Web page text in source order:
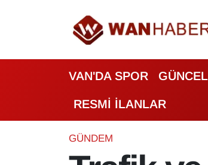
VAN'DA SPOR GÜNCEL
RESMİ İLANLAR
GÜNDEM
ASAYİŞ
BİLİM VE TEKNOLOJİ
Biyografi
Van Nöbetçi Eczaneler
Van Hava Durumu
Van Namaz Vakitleri
Van Trafik Yoğunluk Haritası